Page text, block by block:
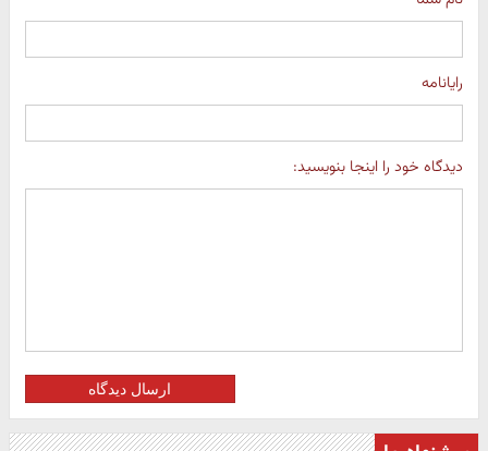
رایانامه
دیدگاه خود را اینجا بنویسید:
ارسال دیدگاه